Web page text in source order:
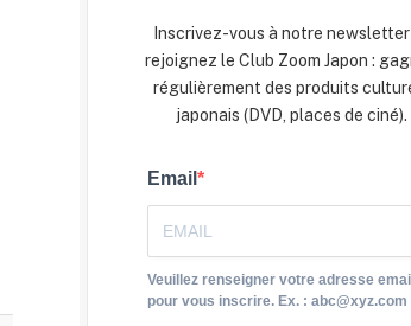
Inscrivez-vous à notre
rejoignez le Club Zoom Japon :
régulièrement des produits
japonais (DVD, places de ciné).
Email
Veuillez renseigner votre adresse email
pour vous inscrire. Ex. : abc@xyz.com